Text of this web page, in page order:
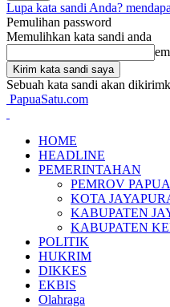
Lupa kata sandi Anda?
Pemulihan password
Memulihkan kata sandi anda
Sebuah kata sandi akan
PapuaSatu.com
HOME
HEADLINE
PEMERINTAHAN
PEMROV PAPUA
KOTA
KABUPATEN
KABUPATEN
POLITIK
HUKRIM
DIKKES
EKBIS
Olahraga